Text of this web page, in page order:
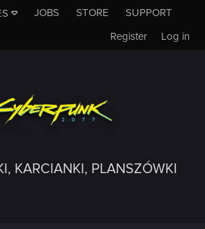
JOBS STORE
SUPPORT
Log in
Register
KARCIANKI, PLANSZÓWKI